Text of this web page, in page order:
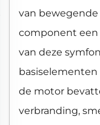
van
component een
van deze
basiselementen
de motor
verbranding,